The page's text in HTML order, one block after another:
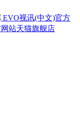
EVO视讯(中文)官方
站天猫旗舰店